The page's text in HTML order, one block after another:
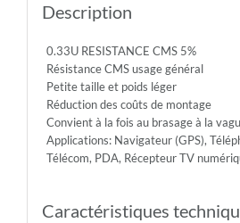
-
Temp.Max.:
+155°
Description
0.33U RESISTANCE CMS 5%
Résistance CMS usage général
Petite taille et poids léger
Réduction des coûts de montage
Convient à la fois au brasage à la
Applications: Navigateur (GPS),
Télécom, PDA, Récepteur TV
Caractéristiques